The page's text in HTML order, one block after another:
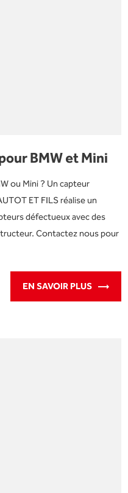
BMW et Mini
ou Mini ? Un capteur
ET FILS réalise un
défectueux avec des
Contactez nous pour
EN SAVOIR PLUS